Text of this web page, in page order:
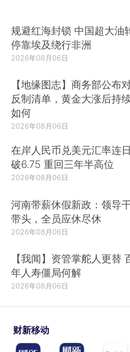
规避红海封锁 中国超大油
停靠埃及绕行非洲
2026年08月06日
【地缘图志】商务部公布
反制清单，黄金大涨后持
如何
2026年08月06日
在岸人民币兑美元汇率连
破6.75 重回三年半高位
2026年08月06日
河南带薪休假新政：领导
带头，全员应休尽休
2026年08月06日
【我闻】资管掌舵人更替
年人寿僵局何解
2026年08月06日
财新移动